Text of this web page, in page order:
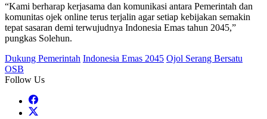
“Kami berharap kerjasama dan komunikasi antara Pemerintah dan
komunitas ojek online terus terjalin agar setiap kebijakan semakin
tepat sasaran demi terwujudnya Indonesia Emas tahun 2045,”
pungkas Solehun.
Dukung Pemerintah Indonesia Emas 2045 Ojol Serang Bersatu
OSB
Follow Us